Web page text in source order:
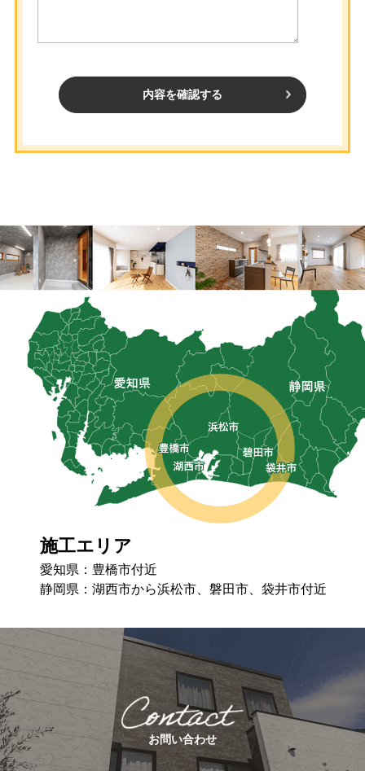
施工エリア
愛知県：豊橋市付近
静岡県：湖⻄市から浜松市、磐⽥市、袋井市付近
お問い合わせ